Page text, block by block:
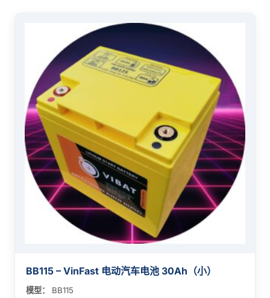
BB115 – VinFast 电动汽车电池 30Ah（小）
模型： BB115